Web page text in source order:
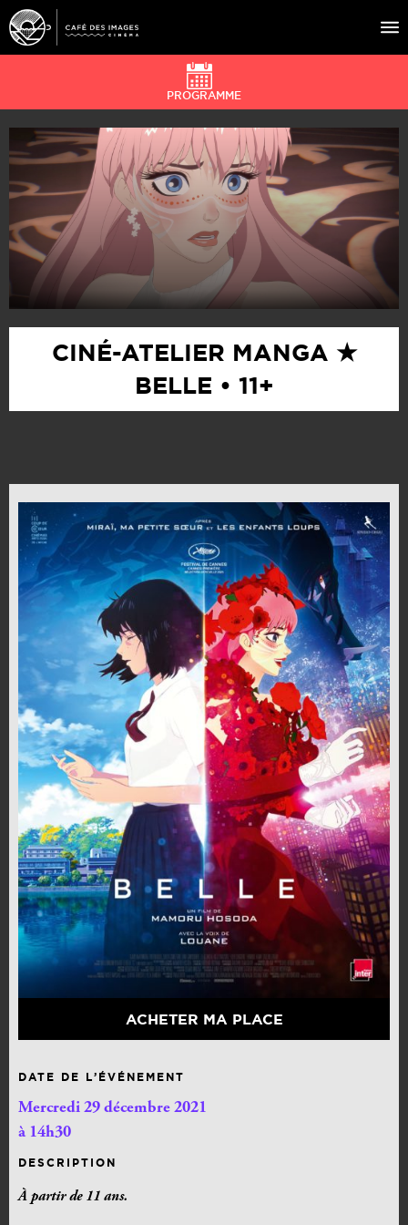
À L’AFFICHE
ÉVÉNEMENTS
CAFÉ DU CINÉ
PRATIQUE
ÉDUCATION AUX IMAGES
PROGRAMME
CINÉ-ATELIER MANGA ★
BELLE • 11+
ACHETER MA PLACE
DATE DE L’ÉVÉNEMENT
Mercredi 29 décembre 2021
à 14h30
DESCRIPTION
À partir de 11 ans.